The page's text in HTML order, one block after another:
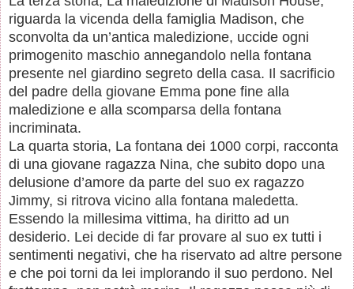
riguarda la vicenda della famiglia Madison, che
sconvolta da un’antica maledizione, uccide ogni
primogenito maschio annegandolo nella fontana
presente nel giardino segreto della casa. Il sacrificio
del padre della giovane Emma pone fine alla
maledizione e alla scomparsa della fontana
incriminata.
La quarta storia, La fontana dei 1000 corpi, racconta
di una giovane ragazza Nina, che subito dopo una
delusione d’amore da parte del suo ex ragazzo
Jimmy, si ritrova vicino alla fontana maledetta.
Essendo la millesima vittima, ha diritto ad un
desiderio. Lei decide di far provare al suo ex tutti i
sentimenti negativi, che ha riservato ad altre persone
e che poi torni da lei implorando il suo perdono. Nel